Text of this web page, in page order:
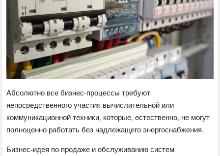
Абсолютно все бизнес-процессы требуют
непосредственного участия вычислительной или
коммуникационной техники, которые, естественно, не могут
полноценно работать без надлежащего энергоснабжения.
Бизнес-идея по продаже и обслуживанию систем